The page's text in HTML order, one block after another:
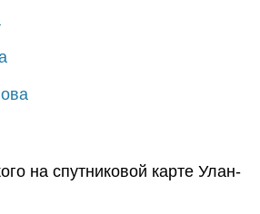
на спутниковой карте Улан-